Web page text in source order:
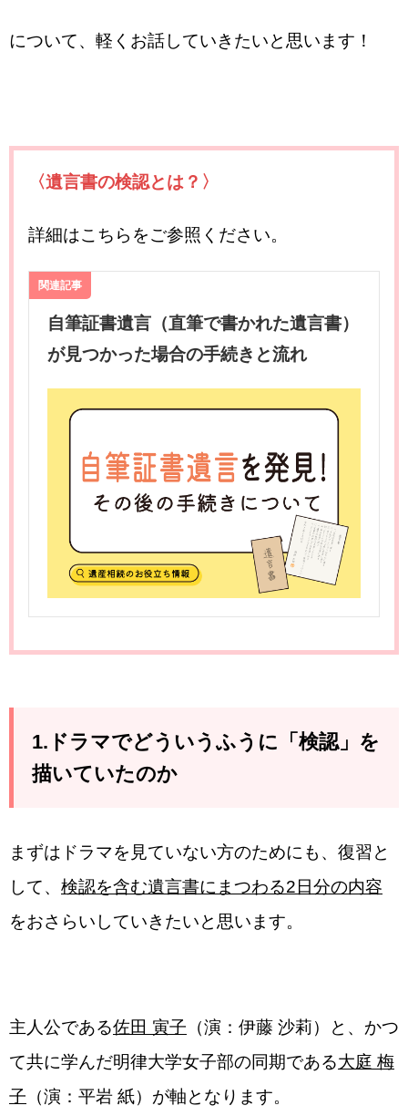
について、軽くお話していきたいと思います！
〈遺言書の検認とは？〉
詳細はこちらをご参照ください。
関連記事
自筆証書遺言（直筆で書かれた遺言書）
が見つかった場合の手続きと流れ
1.ドラマでどういうふうに「検認」を
描いていたのか
まずはドラマを見ていない方のためにも、復習と
して、 検認を含む遺言書にまつわる2日分の内容
をおさらいしていきたいと思います。
主人公である佐田 寅子 （演：伊藤 沙莉）と、かつ
て共に学んだ明律大学女子部の同期である大庭 梅
子 （演：平岩 紙）が軸となります。